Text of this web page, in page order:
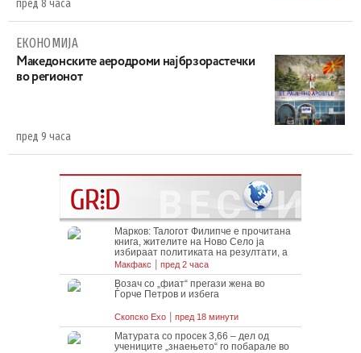
пред 8 часа
ЕКОНОМИЈА
Maкедонските аеродроми најбрзорастечки
во регионот
пред 9 часа